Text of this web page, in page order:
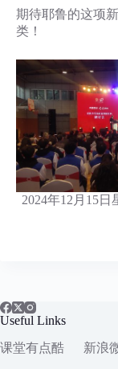
期待耶鲁的这项
类！
2024年12月15
Useful Links
课堂有点酷
新浪